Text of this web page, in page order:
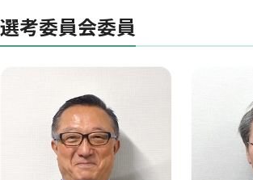
選考委員会委員